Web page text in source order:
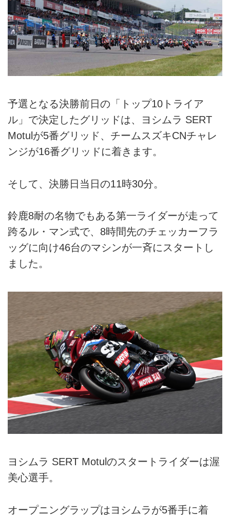
予選となる決勝前日の「トップ10トライア
ル」で決定したグリッドは、ヨシムラ SERT
Motulが5番グリッド、チームスズキCNチャレ
ンジが16番グリッドに着きます。
そして、決勝日当日の11時30分。
鈴鹿8耐の名物でもある第一ライダーが走って
跨るル・マン式で、8時間先のチェッカーフラ
ッグに向け46台のマシンが一斉にスタートし
ました。
ヨシムラ SERT Motulのスタートライダーは渥
美心選手。
オープニングラップはヨシムラが5番手に着